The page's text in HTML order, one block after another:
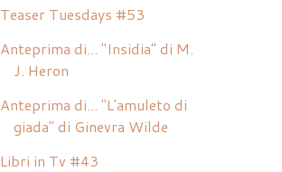
Teaser Tuesdays #53
Anteprima di... "Insidia" di M.
J. Heron
Anteprima di... "L'amuleto di
giada" di Ginevra Wilde
Libri in Tv #43